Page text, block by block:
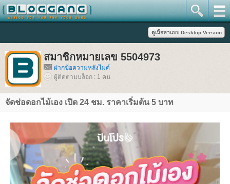
สมาชิกหมายเลข 5504973
ฝากข้อความหลังไมค์
ผู้ติดตามบล็อก : 1 คน
จัดช่อดอกไม้เอง เปิด 24 ชม. ราคาเริ่มต้น 5 บาท